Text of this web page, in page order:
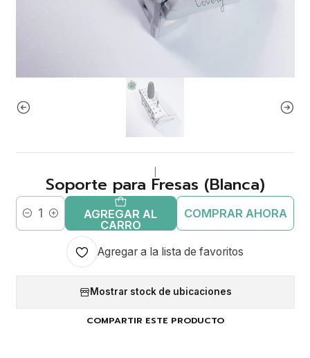
Soporte para Fresas (Blanca)
Cantidad
AGREGAR AL
CARRO
COMPRAR AHORA
Agregar a la lista de favoritos
Mostrar stock de ubicaciones
COMPARTIR ESTE PRODUCTO